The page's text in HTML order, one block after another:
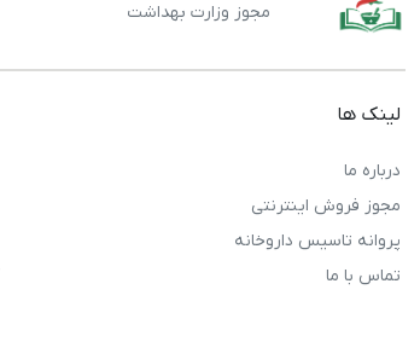
مجوز وزارت بهداشت
لینک ها
درباره ما
مجوز فروش اینترنتی
پروانه تاسیس داروخانه
تماس با ما